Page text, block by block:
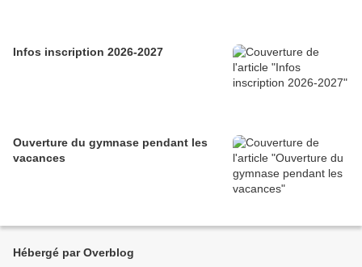
Infos inscription 2026-2027
Ouverture du gymnase pendant les
vacances
Hébergé par Overblog